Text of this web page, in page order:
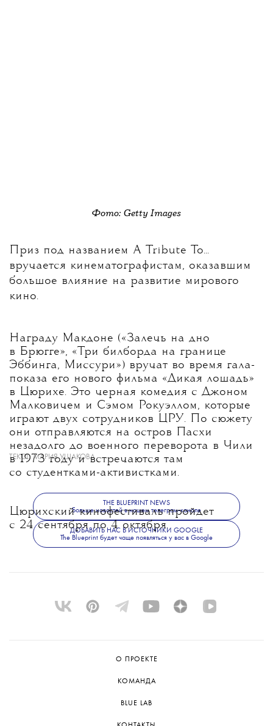
Фото: Getty Images
Приз под названием A Tribute To...
вручается кинематографистам, оказавшим
большое влияние на развитие мирового
кино.
Награду Макдоне («Залечь на дно
в Брюгге», «Три билборда на границе
Эббинга, Миссури») вручат во время гала-
показа его нового фильма «Дикая лошадь»
в Цюрихе. Это черная комедия с Джоном
Малковичем и Сэмом Рокуэллом, которые
играют двух сотрудников ЦРУ. По сюжету
они отправляются на остров Пасхи
незадолго до военного переворота в Чили
в 1973 году и встречаются там
со студентками-активистками.
Цюрихский кинофестиваль пройдет
с 24 сентября по 4 октября.
ТЕКСТ:МАРИЯ УШАКОВА
THE BLUEPRINT NEWS
Больше новостей в нашем телеграм-канале
ДОБАВИТЬ НАС В ИСТОЧНИКИ GOOGLE
The Blueprint будет чаще появляться у вас в Google
О ПРОЕКТЕ
КОМАНДА
BLUE LAB